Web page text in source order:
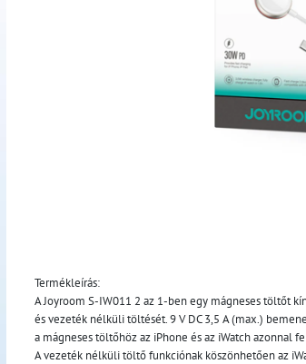
Termékleírás:
A Joyroom S-IW011 2 az 1-ben egy mágneses töltőt
és vezeték nélküli töltését. 9 V DC 3,5 A (max.)
a mágneses töltőhöz az iPhone és az iWatch azonnal
A vezeték nélküli töltő funkciónak köszönhetően az